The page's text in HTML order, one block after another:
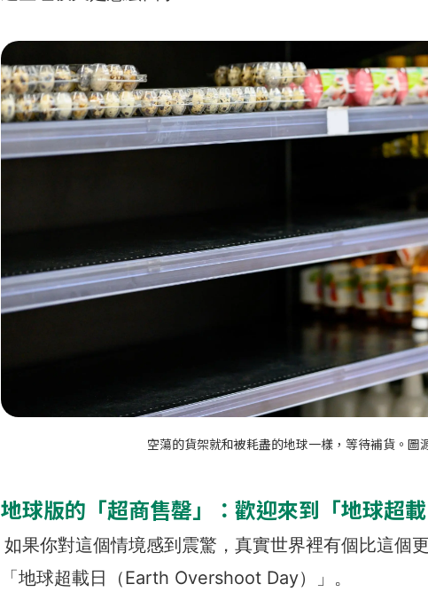
空蕩的貨架就和被耗盡的地球一樣，等待補貨。
地球版的「超商售罄」：歡迎來到「地球超載
如果你對這個情境感到震驚，真實世界裡有個比這
「地球超載日（Earth Overshoot Day）」。